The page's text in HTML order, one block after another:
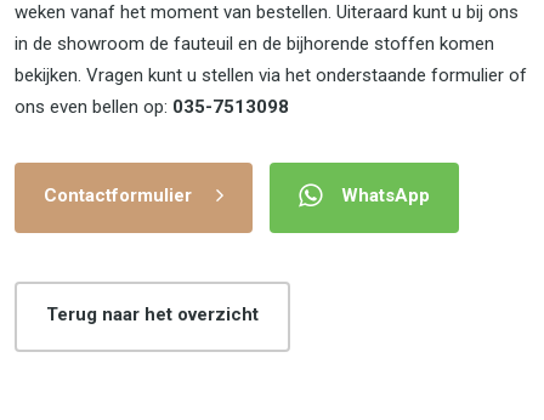
weken vanaf het moment van bestellen. Uiteraard kunt u bij ons
in de showroom de fauteuil en de bijhorende stoffen komen
bekijken. Vragen kunt u stellen via het onderstaande formulier of
ons even bellen op: 035-7513098
Contactformulier WhatsApp
Terug naar het overzicht